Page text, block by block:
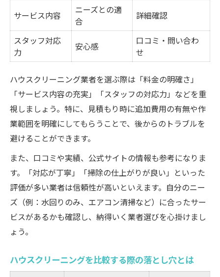
サービス内容
ニーズとの適
合
詳細確認
スタッフ対応
力
安心感
口コミ・問い合わ
せ
ハウスクリーニング業者を選ぶ際は「料金の明確さ」
「サービス内容の充実」「スタッフの対応力」などを重
視しましょう。特に、見積もり時に追加費用の有無や作
業範囲を明確にしてもらうことで、後からのトラブルを
避けることができます。
また、口コミや実績、公式サイトの情報も参考になりま
す。「対応が丁寧」「掃除の仕上がりが良い」といった
評価が多い業者は信頼性が高いといえます。自分のニー
ズ（例：水回りのみ、エアコン清掃など）に合ったサー
ビスがあるかも確認し、納得いく業者選びを心掛けまし
ょう。
ハウスクリーニングを比較する際の落とし穴とは